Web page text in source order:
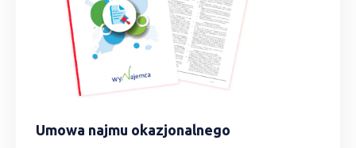
Umowa najmu okazjonalnego